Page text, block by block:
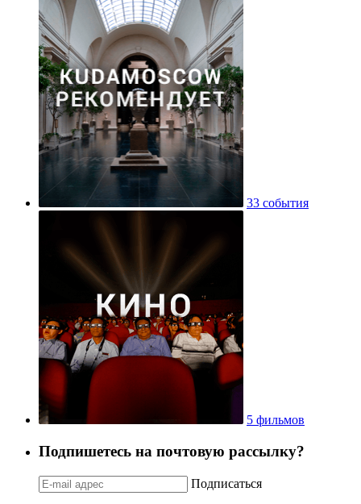
33 события
5 фильмов
Подпишетесь на почтовую рассылку?
Подписаться